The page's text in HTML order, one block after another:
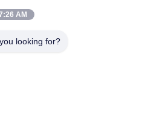
pièces de suspension
AM
looking for?